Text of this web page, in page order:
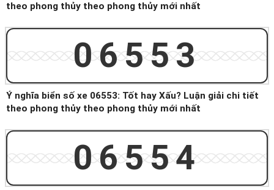
theo phong thủy theo phong thủy mới nhất
06553
Ý nghĩa biển số xe 06553: Tốt hay Xấu? Luận giải chi tiết
theo phong thủy theo phong thủy mới nhất
06554